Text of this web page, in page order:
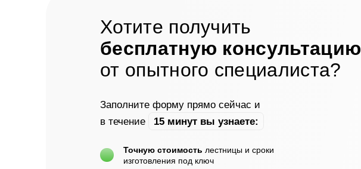
Хотите получить
бесплатную консультацию
от опытного специалиста?
Заполните форму прямо сейчас и
в течение
15 минут вы узнаете:
Точную стоимость лестницы и сроки
изготовления под ключ